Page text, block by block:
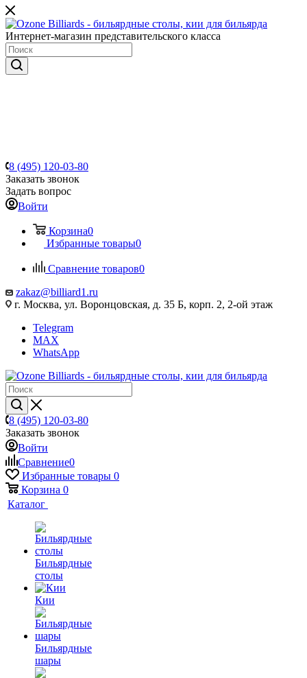
Интернет-магазин представительского класса
8 (495) 120-03-80
Заказать звонок
Задать вопрос
Войти
Корзина0
Избранные товары0
Сравнение товаров0
zakaz@billiard1.ru
г. Москва, ул. Воронцовская, д. 35 Б, корп. 2, 2-ой этаж
Telegram
MAX
WhatsApp
8 (495) 120-03-80
Заказать звонок
Войти
Сравнение0
Избранные товары 0
Корзина 0
Каталог
Бильярдные
столы
Кии
Бильярдные
шары